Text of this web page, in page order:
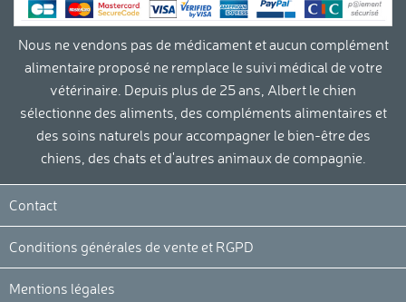
Nous ne vendons pas de médicament et aucun complément
alimentaire proposé ne remplace le suivi médical de votre
vétérinaire. Depuis plus de 25 ans, Albert le chien
sélectionne des aliments, des compléments alimentaires et
des soins naturels pour accompagner le bien-être des
chiens, des chats et d'autres animaux de compagnie.
Contact
Conditions générales de vente et RGPD
Mentions légales